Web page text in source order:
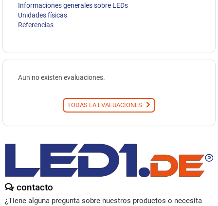
Informaciones generales sobre LEDs
Unidades físicas
Referencias
Aun no existen evaluaciones.
TODAS LA EVALUACIONES
contacto
¿Tiene alguna pregunta sobre nuestros productos o necesita